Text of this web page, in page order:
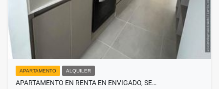
APARTAMENTO ALQUILER
APARTAMENTO EN RENTA EN ENVIGADO, SE…